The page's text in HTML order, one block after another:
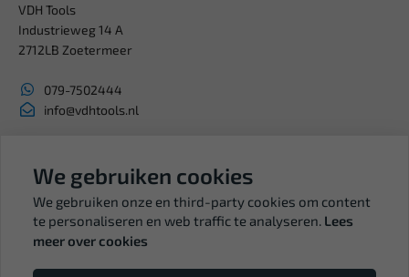
VDH Tools
Industrieweg 14 A
2712LB Zoetermeer
079-7502444
info@vdhtools.nl
BTW: NL819958657B01
We gebruiken cookies
We gebruiken onze en third-party cookies om content
te personaliseren en web traffic te analyseren. Lees
meer over cookies